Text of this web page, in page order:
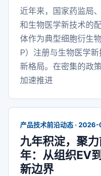
近年来，国家药监局
和生物医学新技术的
体作为典型细胞衍生
P）注册与生物医学
新格局。在密集的政
加速推进
产品技术前沿动态 ·
九年积淀，聚
年：从组织EV
新边界